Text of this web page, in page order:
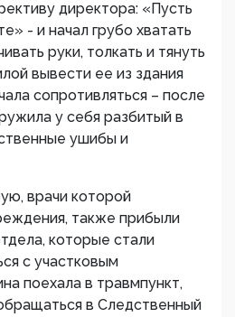
директора: «Пусть
- и начал грубо хватать
руки, толкать и тянуть
вывести ее из здания
сопротивляться – после
у себя разбитый в
ушибы и
врачи которой
также прибыли
которые стали
с участковым
поехала в травмпункт,
в Следственный